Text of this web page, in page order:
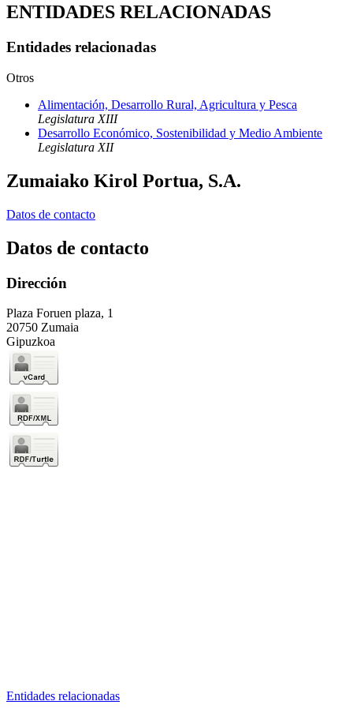
ENTIDADES RELACIONADAS
Entidades relacionadas
Otros
Alimentación, Desarrollo Rural, Agricultura y Pesca
Legislatura XIII
Desarrollo Económico, Sostenibilidad y Medio Ambiente
Legislatura XII
Zumaiako Kirol Portua, S.A.
Datos de contacto
Datos de contacto
Dirección
Plaza Foruen plaza, 1
20750 Zumaia
Gipuzkoa
Entidades relacionadas